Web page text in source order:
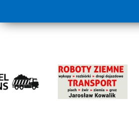
lorem ipsum